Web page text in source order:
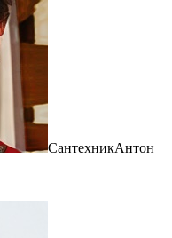
СантехникАнтон